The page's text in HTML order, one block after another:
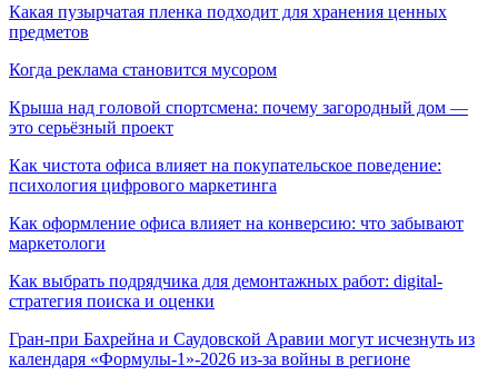
Какая пузырчатая пленка подходит для хранения ценных
предметов
Когда реклама становится мусором
Крыша над головой спортсмена: почему загородный дом —
это серьёзный проект
Как чистота офиса влияет на покупательское поведение:
психология цифрового маркетинга
Как оформление офиса влияет на конверсию: что забывают
маркетологи
Как выбрать подрядчика для демонтажных работ: digital-
стратегия поиска и оценки
Гран-при Бахрейна и Саудовской Аравии могут исчезнуть из
календаря «Формулы-1»-2026 из-за войны в регионе